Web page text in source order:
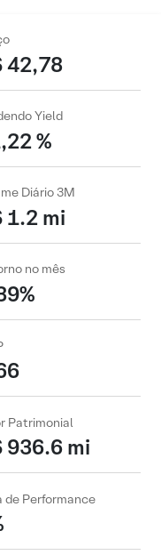
42,78
Yield
%
Diário 3M
1.2 mi
no mês
Patrimonial
936.6 mi
de Performance